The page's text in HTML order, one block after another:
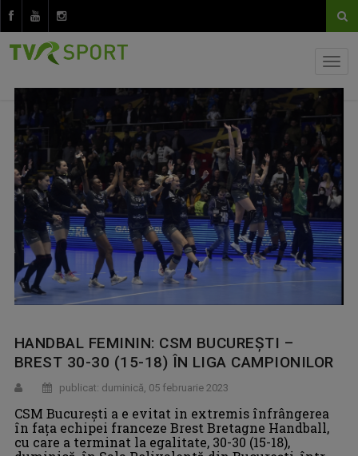
HANDBAL FEMININ: CSM BUCUREȘTI –
BREST 30-30 (15-18) ÎN LIGA CAMPIONILOR
publicat: duminică, 05 februarie 2023
CSM Bucureşti a e evitat in extremis înfrângerea
în faţa echipei franceze Brest Bretagne Handball,
cu care a terminat la egalitate, 30-30 (15-18),